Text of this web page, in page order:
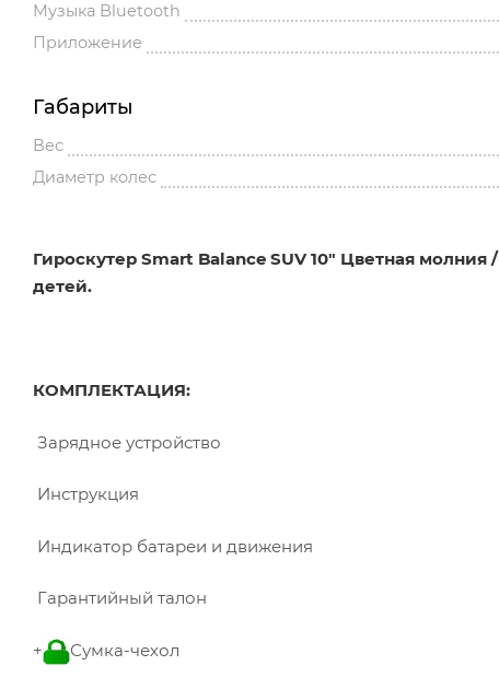
Музыка Bluetooth
Приложение
Габариты
Вес
Диаметр колес
Гироскутер Smart Balance SUV 10" Цветная
детей.
КОМПЛЕКТАЦИЯ:
Зарядное устройство
Инструкция
Индикатор батареи и движения
Гарантийный талон
+ Сумка-чехол